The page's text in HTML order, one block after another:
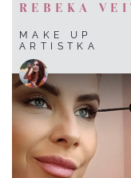
REBEKA
MAKE UP
ARTISTKA